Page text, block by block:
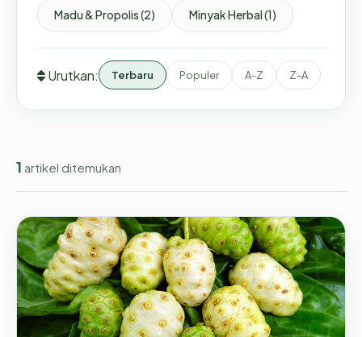
Madu & Propolis (2) Minyak Herbal (1)
Urutkan: Terbaru Populer A-Z Z-A
1 artikel ditemukan